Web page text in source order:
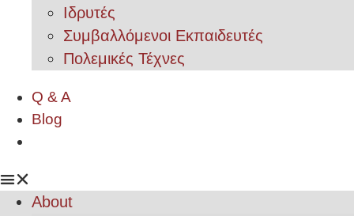
Ιδρυτές
Συμβαλλόμενοι Εκπαιδευτές
Πολεμικές Τέχνες
Q & A
Blog
About